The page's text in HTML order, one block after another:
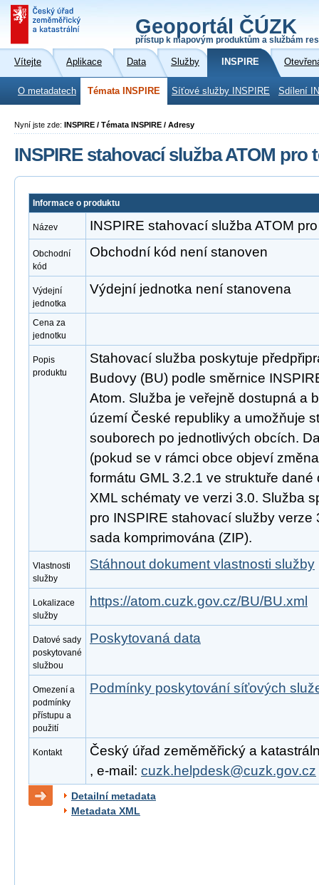
Geoportál ČÚZK
přístup k mapovým produktům a službám
Vítejte Aplikace Data Služby INSPIRE
O metadatech Témata INSPIRE Síťové služby INSPIRE Sdílení
Nyní jste zde: INSPIRE / Témata INSPIRE / Adresy
INSPIRE stahovací služba ATOM pro
Informace o produktu
Název INSPIRE stahovací služba ATOM
Obchodní
kód
Obchodní kód není stanoven
Výdejní
jednotka
Výdejní jednotka není stanovena
Cena za
jednotku
Popis
produktu
Stahovací služba poskytuje
Budovy (BU) podle směrnice
Atom. Služba je veřejně dostupná a
území České republiky a umožňuje
souborech po jednotlivých obcích.
(pokud se v rámci obce objeví
formátu GML 3.2.1 ve struktuře
XML schématy ve verzi 3.0. Služba
pro INSPIRE stahovací služby verze
sada komprimována (ZIP).
Vlastnosti
služby
Stáhnout dokument vlastnosti služby
Lokalizace
služby
https://atom.cuzk.gov.cz/BU/BU.xml
Datové sady
poskytované
službou
Poskytovaná data
Omezení a
podmínky
přístupu a
použití
Podmínky poskytování síťových
Kontakt
Český úřad zeměměřický a
, e-mail: cuzk.helpdesk@cuzk.gov.cz
Detailní metadata
Metadata XML